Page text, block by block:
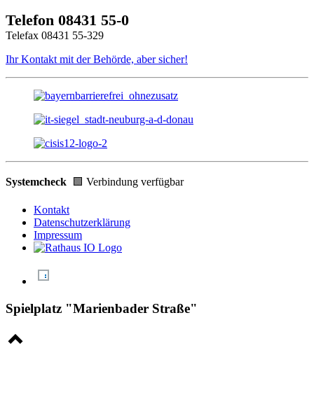
Telefon 08431 55-0
Telefax 08431 55-329
Ihr Kontakt mit der Behörde, aber sicher!
Systemcheck 🟩 Verbindung verfügbar
Kontakt
Datenschutzerklärung
Impressum
Spielplatz "Marienbader Straße"